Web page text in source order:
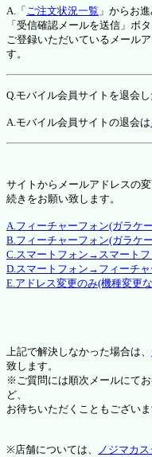
A.「 ご注文状況一覧 」からお
「受信確認メールを送信」ボ
ご登録いただいているメール
す。
Q.モバイル会員サイトを退会し
A.モバイル会員サイトの退会は
サイトからメールアドレスの
続きをお願い致します。
A.フィーチャーフォン(ガラケ
B.フィーチャーフォン(ガラケ
C.スマートフォン→スマートフ
D.スマートフォン→フィーチ
E.アドレス変更のみ(機種変更
上記で解決しなかった場合は、
致します。
※ご質問には順次メールにて
ど、
お待ちいただくこともござい
※店舗については、 ノジマカ